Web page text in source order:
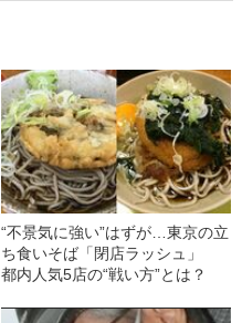
“不景気に強い”はずが…東京の立
ち食いそば「閉店ラッシュ」
都内人気5店の“戦い方”とは？